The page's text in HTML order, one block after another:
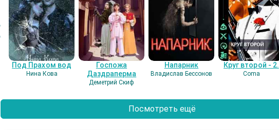
Под Прахом вод
Нина Кова
Госпожа
Даздраперма
Деметрий Скиф
Напарник
Владислав Бессонов
Круг второй - 2.
Coma
Посмотреть ещё